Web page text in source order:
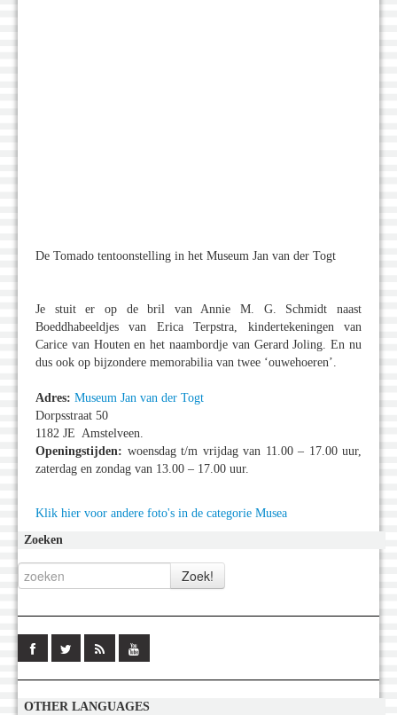
De Tomado tentoonstelling in het Museum Jan van der Togt
Je stuit er op de bril van Annie M. G. Schmidt naast
Boeddhabeeldjes van Erica Terpstra, kindertekeningen van
Carice van Houten en het naambordje van Gerard Joling. En nu
dus ook op bijzondere memorabilia van twee ‘ouwehoeren’.
Adres: Museum Jan van der Togt
Dorpsstraat 50
1182 JE Amstelveen.
Openingstijden: woensdag t/m vrijdag van 11.00 – 17.00 uur,
zaterdag en zondag van 13.00 – 17.00 uur.
Klik hier voor andere foto's in de categorie Musea
Zoeken
OTHER LANGUAGES